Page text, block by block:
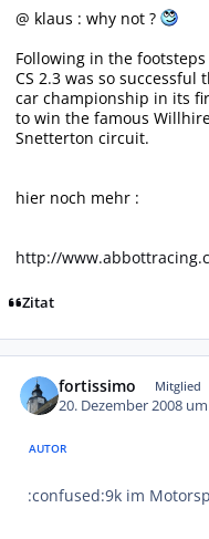
@ klaus : why not ?
Following in the
CS 2.3 was so
car championship in its
to win the famous
Snetterton circuit.
hier noch mehr :
http://
Zitat
fortissimo Mitglied
20. Dezember 2008
AUTOR
:confused:9k im